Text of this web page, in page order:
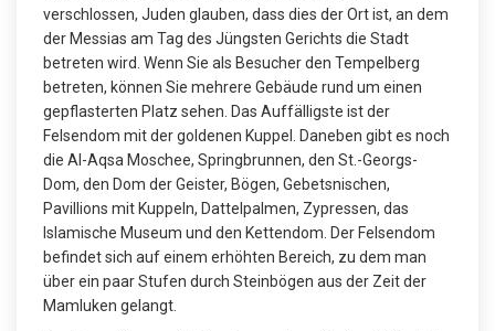
verschlossen, Juden glauben, dass dies der Ort ist, an dem
der Messias am Tag des Jüngsten Gerichts die Stadt
betreten wird. Wenn Sie als Besucher den Tempelberg
betreten, können Sie mehrere Gebäude rund um einen
gepflasterten Platz sehen. Das Auffälligste ist der
Felsendom mit der goldenen Kuppel. Daneben gibt es noch
die Al-Aqsa Moschee, Springbrunnen, den St.-Georgs-
Dom, den Dom der Geister, Bögen, Gebetsnischen,
Pavillions mit Kuppeln, Dattelpalmen, Zypressen, das
Islamische Museum und den Kettendom. Der Felsendom
befindet sich auf einem erhöhten Bereich, zu dem man
über ein paar Stufen durch Steinbögen aus der Zeit der
Mamluken gelangt.